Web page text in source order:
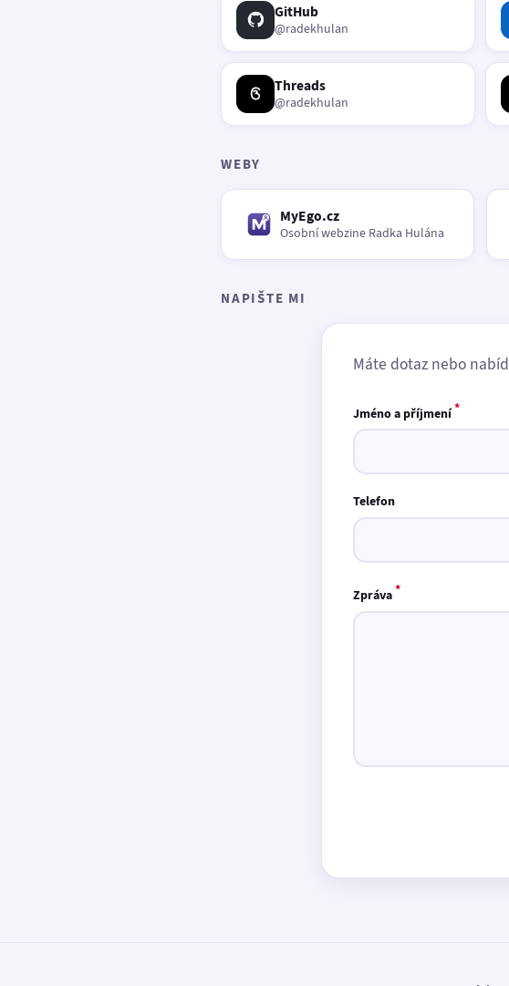
GitHub
@radekhulan
Threads
@radekhulan
WEBY
MyEgo.cz
Osobní webzine Radka Hulána
NAPIŠTE MI
Máte dotaz nebo
Jméno a příjmení*
Telefon
Zpráva*